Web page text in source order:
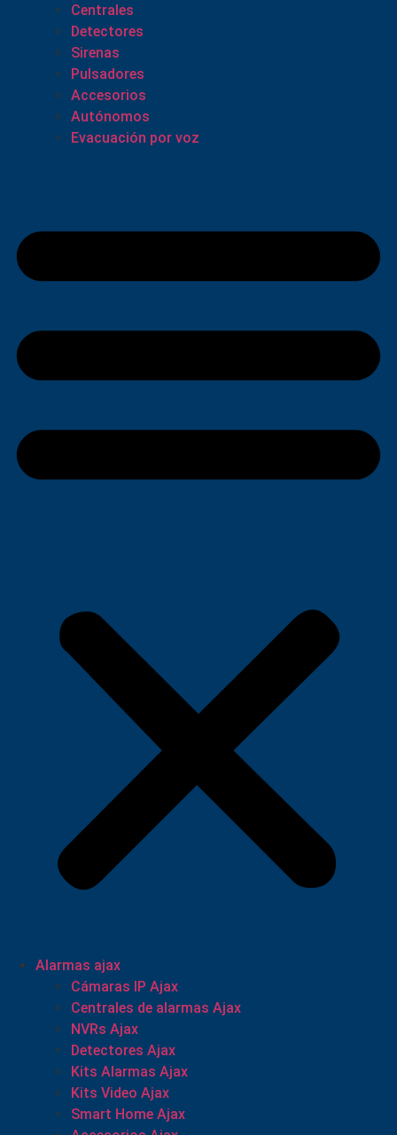
Centrales
Detectores
Sirenas
Pulsadores
Accesorios
Autónomos
Evacuación por voz
Alarmas ajax
Cámaras IP Ajax
Centrales de alarmas Ajax
NVRs Ajax
Detectores Ajax
Kits Alarmas Ajax
Kits Video Ajax
Smart Home Ajax